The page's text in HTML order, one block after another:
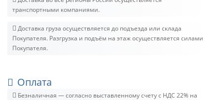
транспортными компаниями.
Доставка груза осуществляется до подъезда или склада
Покупателя. Разгрузка и подъём на этаж осуществляется силами
Покупателя.
Оплата
Безналичная — согласно выставленному счету c НДС 22% на